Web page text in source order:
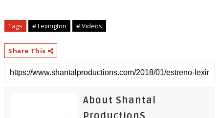
Tags # Lexington # Videos
Share This
About Shantal